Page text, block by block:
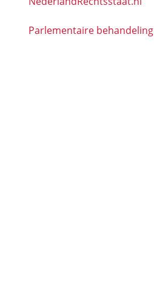
Parlementaire behandeling